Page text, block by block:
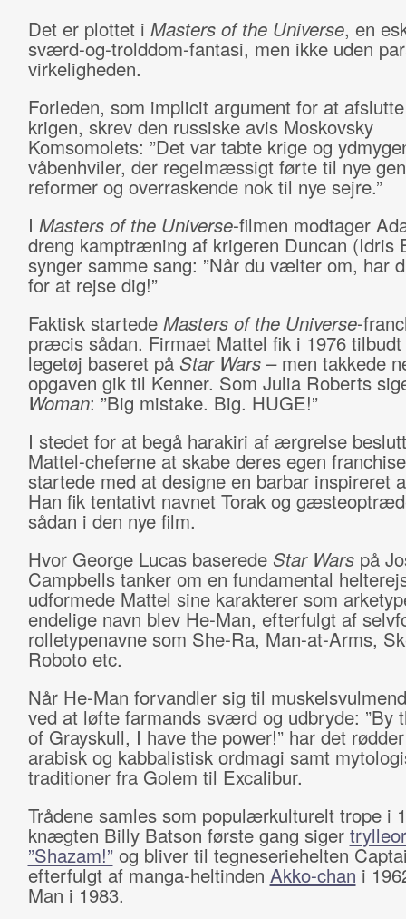
Det er plottet i Masters of the Universe, en
sværd-og-trolddom-fantasi, men ikke uden
virkeligheden.
Forleden, som implicit argument for at
krigen, skrev den russiske avis Moskovsky
Komsomolets: ”Det var tabte krige og
våbenhviler, der regelmæssigt førte til nye
reformer og overraskende nok til nye sejre.”
I Masters of the Universe-filmen modtager
dreng kamptræning af krigeren Duncan (Idris
synger samme sang: ”Når du vælter om, har
for at rejse dig!”
Faktisk startede Masters of the Universe-
præcis sådan. Firmaet Mattel fik i 1976
legetøj baseret på Star Wars– men takkede
opgaven gik til Kenner. Som Julia Roberts
Woman: ”Big mistake. Big. HUGE!”
I stedet for at begå harakiri af ærgrelse
Mattel-cheferne at skabe deres egen
startede med at designe en barbar inspireret
Han fik tentativt navnet Torak og
sådan i den nye film.
Hvor George Lucas baserede Star Warspå
Campbells tanker om en fundamental
udformede Mattel sine karakterer som
endelige navn blev He-Man, efterfulgt af
rolletypenavne som She-Ra, Man-at-Arms,
Roboto etc.
Når He-Man forvandler sig til
ved at løfte farmands sværd og udbryde: ”By
of Grayskull, I have the power!” har det
arabisk og kabbalistisk ordmagi samt
traditioner fra Golem til Excalibur.
Trådene samles som populærkulturelt trope i
knægten Billy Batson første gang siger
”Shazam!”og bliver til tegneseriehelten
efterfulgt af manga-heltinden Akko-chan i
Man i 1983.